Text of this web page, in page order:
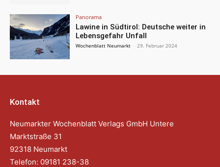
Panorama
Lawine in Südtirol: Deutsche weiter in
Lebensgefahr Unfall
Wochenblatt Neumarkt - 29. Februar 2024
Kontakt
Neumarkter Wochenblatt Verlags GmbH Untere
Marktstraße 31
92318 Neumarkt
Telefon: 09181 238-38